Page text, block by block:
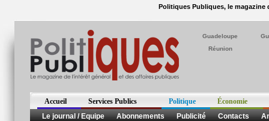
Politiques Publiques, le magazine
Guadeloupe
Réunion
Accueil Services Publics Politique
Économie
Le journal / Equipe
Abonnements Publicité Contacts